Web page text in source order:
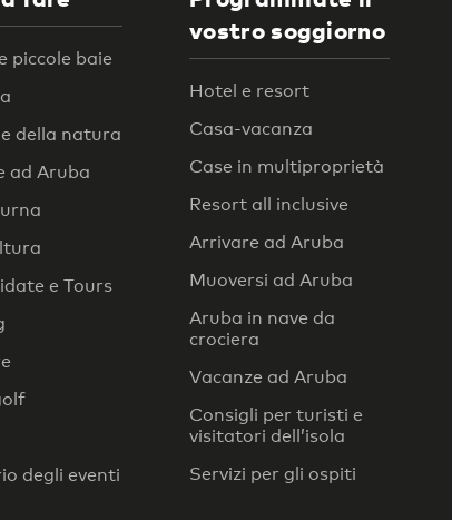
piccole baie
della natura
ad Aruba
e Tours
degli eventi
vostro soggiorno
Hotel e resort
Casa-vacanza
Case in multiproprietà
Resort all inclusive
Arrivare ad Aruba
Muoversi ad Aruba
Aruba in nave da
crociera
Vacanze ad Aruba
Consigli per turisti e
visitatori dell’isola
Servizi per gli ospiti